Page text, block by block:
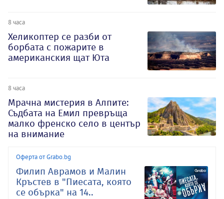
8 часа
Хеликоптер се разби от
борбата с пожарите в
американския щат Юта
8 часа
Мрачна мистерия в Алпите:
Съдбата на Емил превръща
малко френско село в център
на внимание
Оферта от Grabo.bg
Филип Аврамов и Малин
Кръстев в "Пиесата, която
се обърка" на 14..